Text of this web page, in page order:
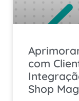
com
Shop